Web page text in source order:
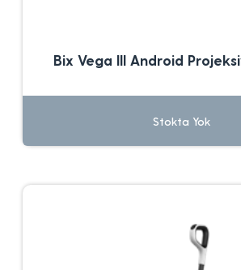
Bix Vega III Android
Stokta Yok